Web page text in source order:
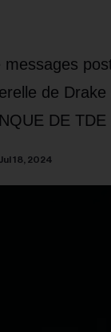
messages
de
DE
18, 2024